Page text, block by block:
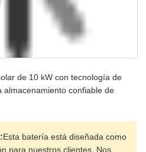
de 10 kW con tecnología de
almacenamiento confiable de
Esta batería está diseñada como
para nuestros clientes. Nos